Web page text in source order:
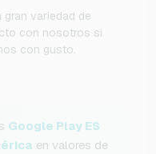
variedad de
con nosotros si
con gusto.
Google Play ES
en valores de